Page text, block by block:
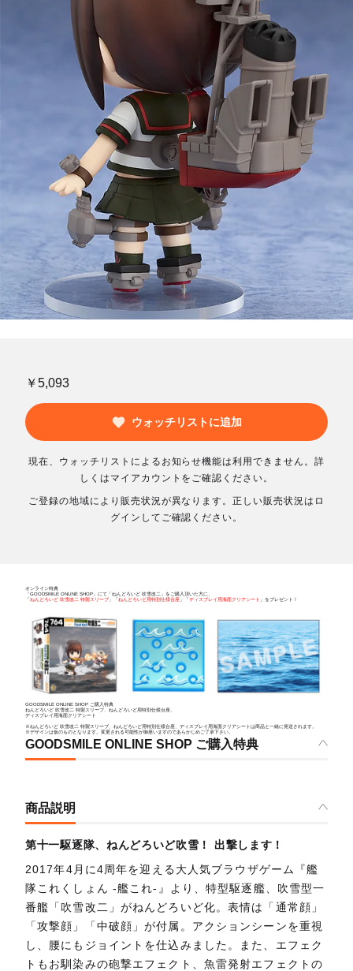
￥5,093
ウォッチリストに追加
現在、ウォッチリストによるお知らせ機能は利用できません。詳
しくはマイアカウントをご確認ください。
ご登録の地域により販売状況が異なります。正しい販売状況はロ
グインしてご確認ください。
オンライン特典
「GOODSMILE ONLINE SHOP」にて「ねんどろいど 吹雪改二」をご購入頂いた方に、
「ねんどろいど 吹雪改二 特製スリーブ 」「ねんどろいど用特別仕様台座 」「ディスプレイ用海面クリアシート 」をプレゼント！
GOODSMILE ONLINE SHOP ご購入特典
ねんどろいど 吹雪改二 特製スリーブ、ねんどろいど用特別仕様台座、
ディスプレイ用海面クリアシート
※ねんどろいど 吹雪改二 特製スリーブ、ねんどろいど用特別仕様台座、ディスプレイ用海面クリアシートは商品と一緒に発送されます。
※デザインは仮のものとなります。変更される可能性が御座いますのであらかじめご了承下さい。
GOODSMILE ONLINE SHOP ご購入特典
商品説明
第十一駆逐隊、ねんどろいど吹雪！ 出撃します！
2017年4月に4周年を迎える大人気ブラウザゲーム『艦
隊これくしょん -艦これ-』より、特型駆逐艦、吹雪型一
番艦「吹雪改二」がねんどろいど化。表情は「通常顔」
「攻撃顔」「中破顔」が付属。アクションシーンを重視
し、腰にもジョイントを仕込みました。また、エフェク
トもお馴染みの砲撃エフェクト、魚雷発射エフェクトの